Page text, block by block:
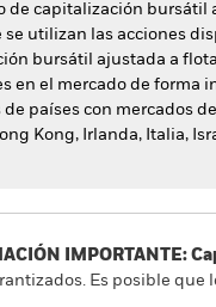
de capitalización bursátil
se utilizan las acciones
bursátil ajustada a
en el mercado de forma
países con mercados
Kong, Irlanda, Italia,
IMPORTANTE:
Es posible